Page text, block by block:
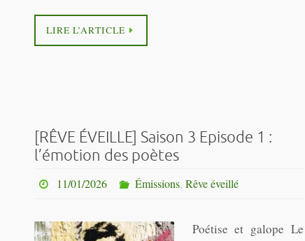
LIRE L’ARTICLE
[RÊVE ÉVEILLE] Saison 3 Episode 1 :
l’émotion des poètes
11/01/2026 Émissions,Rêve éveillé
Poétise et galope Le